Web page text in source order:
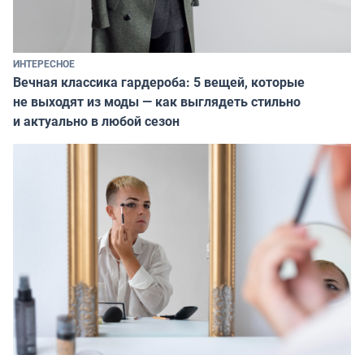
ИНТЕРЕСНОЕ
Вечная классика гардероба: 5 вещей, которые
не выходят из моды — как выглядеть стильно
и актуально в любой сезон